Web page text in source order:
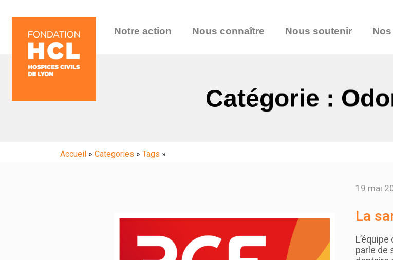
Notre action Nous connaître Nous soutenir
Catégorie :
Accueil » Categories » Tags »
19 mai
La
parle de